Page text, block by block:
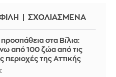
ΣΧΟΛΙΑΣΜΕΝΑ
στα Βίλια:
από 100 ζώα από τις
περιοχές της Αττικής